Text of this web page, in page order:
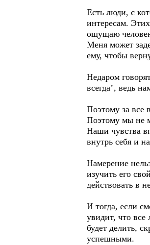
Есть люди, с
интересам.
ощущаю
Меня может
ему, чтобы
Недаром
всегда", ведь
Поэтому за все
Поэтому мы не
Наши чувства
внутрь себя и
Намерение
изучить его
действовать в
И тогда, если
увидит, что
будет делить,
успешными.